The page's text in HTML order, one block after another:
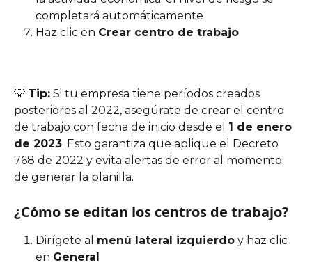
completará automáticamente
Haz clic en Crear centro de trabajo
💡 Tip: Si tu empresa tiene períodos creados
posteriores al 2022, asegúrate de crear el centro
de trabajo con fecha de inicio desde el 1 de enero
de 2023. Esto garantiza que aplique el Decreto
768 de 2022 y evita alertas de error al momento
de generar la planilla.
¿Cómo se editan los centros de trabajo?
Dirígete al menú lateral izquierdo y haz clic
en General